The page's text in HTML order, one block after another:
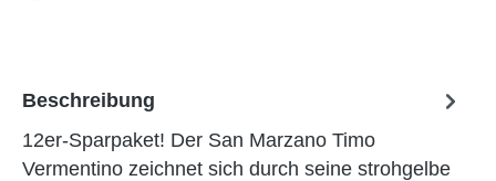
Beschreibung
12er-Sparpaket! Der San Marzano Timo
Vermentino zeichnet sich durch seine strohgelbe